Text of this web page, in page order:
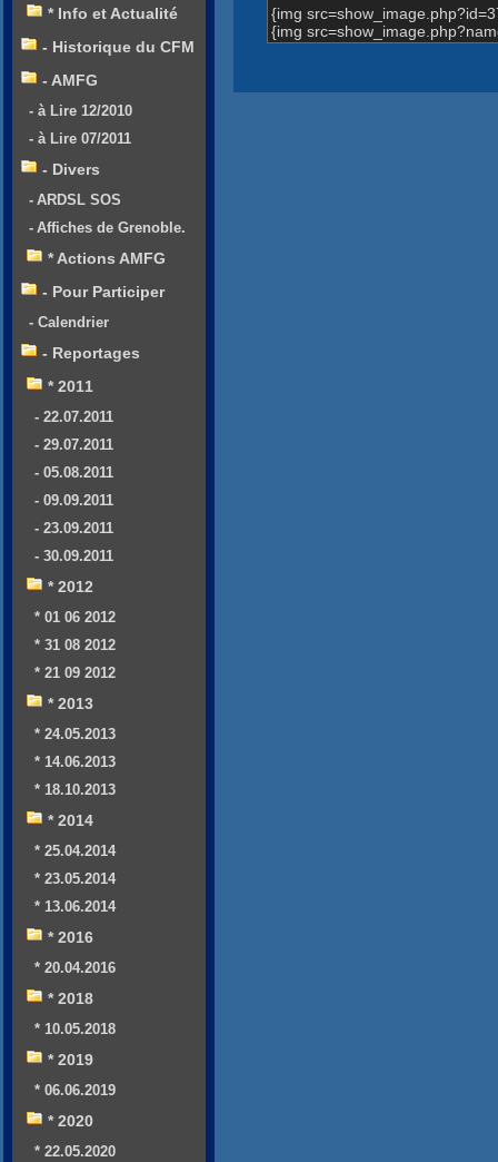
{img
{img
* Info et Actualité
- Historique du CFM
- AMFG
- à Lire 12/2010
- à Lire 07/2011
- Divers
- ARDSL SOS
- Affiches de Grenoble.
* Actions AMFG
- Pour Participer
- Calendrier
- Reportages
* 2011
- 22.07.2011
- 29.07.2011
- 05.08.2011
- 09.09.2011
- 23.09.2011
- 30.09.2011
* 2012
* 01 06 2012
* 31 08 2012
* 21 09 2012
* 2013
* 24.05.2013
* 14.06.2013
* 18.10.2013
* 2014
* 25.04.2014
* 23.05.2014
* 13.06.2014
* 2016
* 20.04.2016
* 2018
* 10.05.2018
* 2019
* 06.06.2019
* 2020
* 22.05.2020